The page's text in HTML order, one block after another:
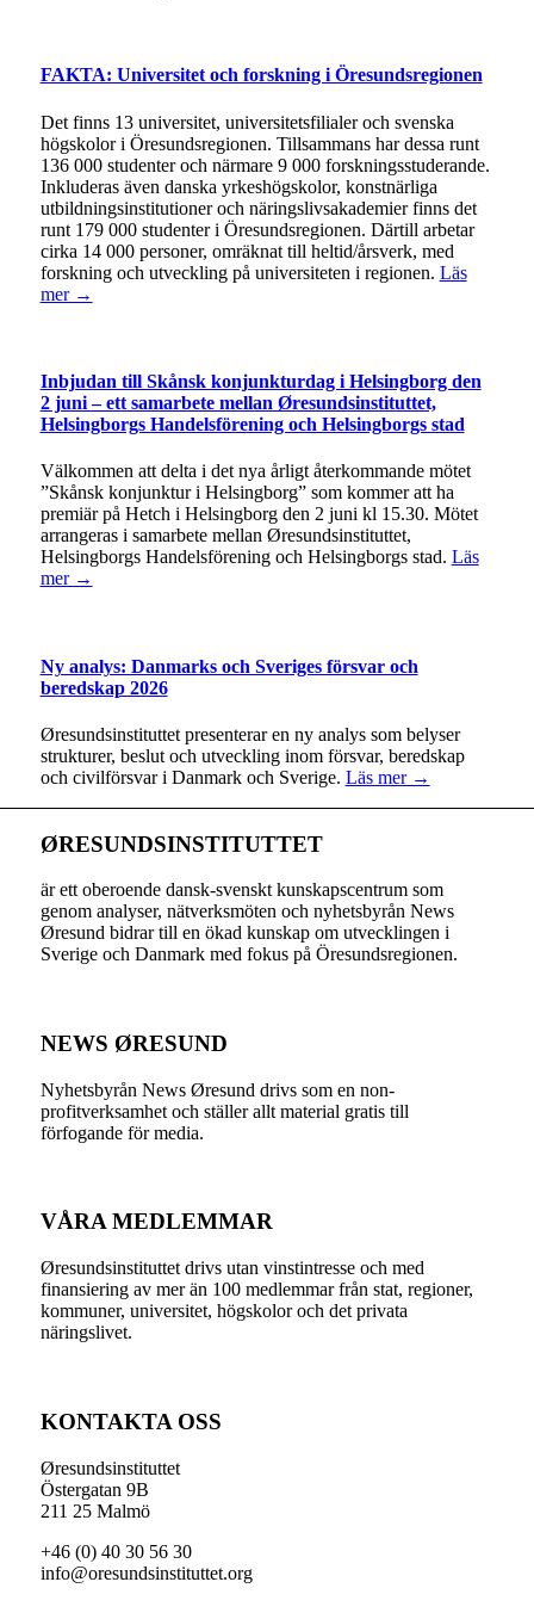
FAKTA: Universitet och forskning i Öresundsregionen
Det finns 13 universitet, universitetsfilialer och svenska
högskolor i Öresundsregionen. Tillsammans har dessa runt
136 000 studenter och närmare 9 000 forskningsstuderande.
Inkluderas även danska yrkeshögskolor, konstnärliga
utbildningsinstitutioner och näringslivsakademier finns det
runt 179 000 studenter i Öresundsregionen. Därtill arbetar
cirka 14 000 personer, omräknat till heltid/årsverk, med
forskning och utveckling på universiteten i regionen. Läs
mer →
Inbjudan till Skånsk konjunkturdag i Helsingborg den
2 juni – ett samarbete mellan Øresundsinstituttet,
Helsingborgs Handelsförening och Helsingborgs stad
Välkommen att delta i det nya årligt återkommande mötet
”Skånsk konjunktur i Helsingborg” som kommer att ha
premiär på Hetch i Helsingborg den 2 juni kl 15.30. Mötet
arrangeras i samarbete mellan Øresundsinstituttet,
Helsingborgs Handelsförening och Helsingborgs stad. Läs
mer →
Ny analys: Danmarks och Sveriges försvar och
beredskap 2026
Øresundsinstituttet presenterar en ny analys som belyser
strukturer, beslut och utveckling inom försvar, beredskap
och civilförsvar i Danmark och Sverige. Läs mer →
ØRESUNDSINSTITUTTET
är ett oberoende dansk-svenskt kunskapscentrum som
genom analyser, nätverksmöten och nyhetsbyrån News
Øresund bidrar till en ökad kunskap om utvecklingen i
Sverige och Danmark med fokus på Öresundsregionen.
NEWS ØRESUND
Nyhetsbyrån News Øresund drivs som en non-
profitverksamhet och ställer allt material gratis till
förfogande för media.
VÅRA MEDLEMMAR
Øresundsinstituttet drivs utan vinst­intresse och med
finansiering av mer än 100 medlemmar från stat, regioner,
kommuner, universitet, högskolor och det privata
näringslivet.
KONTAKTA OSS
Øresundsinstituttet
Östergatan 9B
211 25 Malmö
+46 (0) 40 30 56 30
info@oresundsinstituttet.org